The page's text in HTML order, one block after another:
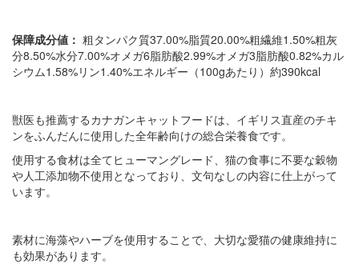
保障成分値： 粗タンパク質37.00%脂質20.00%粗繊維1.50%粗灰
分8.50%水分7.00%オメガ6脂肪酸2.99%オメガ3脂肪酸0.82%カル
シウム1.58%リン1.40%エネルギー（100gあたり）約390kcal
獣医も推薦するカナガンキャットフードは、イギリス直産のチキ
ンをふんだんに使用した全年齢向けの総合栄養食です。
使用する食材は全てヒューマングレード、猫の食事に不要な穀物
や人工添加物不使用となっており、文句なしの内容に仕上がって
います。
素材に海藻やハーブを使用することで、大切な愛猫の健康維持に
も効果があります。